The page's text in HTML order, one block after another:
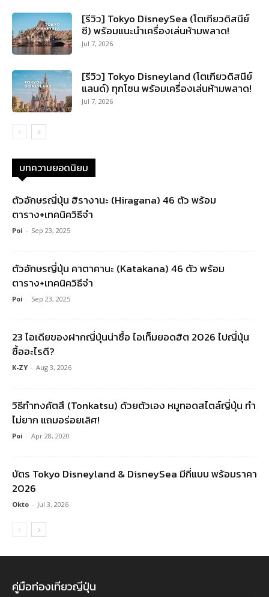
[รีวิว] Tokyo DisneySea (โตเกียวดิสนีย์
ซี) พร้อมแนะนำเครื่องเล่นห้ามพลาด!
Jul 7, 2026
[รีวิว] Tokyo Disneyland (โตเกียวดิสนีย์
แลนด์) ทุกโซน พร้อมเครื่องเล่นห้ามพลาด!
Jul 7, 2026
บทความยอดนิยม
ตัวอักษรญี่ปุ่น ฮิรางานะ (Hiragana) 46 ตัว พร้อม
ตาราง+เทคนิควิธีจำ
Poi - Sep 23, 2025
ตัวอักษรญี่ปุ่น คาตาคานะ (Katakana) 46 ตัว พร้อม
ตาราง+เทคนิควิธีจำ
Poi - Sep 23, 2025
23 ไอเดียของฝากญี่ปุ่นน่าซื้อ ไอเท็มยอดฮิต 2026 ไปญี่ปุ่น
ซื้ออะไรดี?
K-ZY - Aug 3, 2026
วิธีทำทงคัตสึ (Tonkatsu) ด้วยตัวเอง หมูทอดสไตล์ญี่ปุ่น ทำ
ไม่ยาก แถมอร่อยเลิศ!
Poi - Apr 28, 2020
บัตร Tokyo Disneyland & DisneySea มีกี่แบบ พร้อมราคา
2026
Okto - Jul 3, 2026
คู่มือท่องเที่ยวญี่ปุ่น